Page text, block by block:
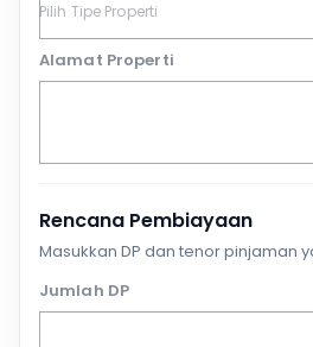
Alamat Properti
Rencana Pembiayaan
Masukkan DP dan tenor pinjaman
Jumlah DP